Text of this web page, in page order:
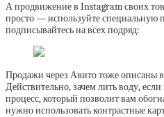
А продвижение в Instagram своих
просто — используйте специальную
подписывайтесь на всех подряд:
Продажи через Авито тоже описаны
Действительно, зачем лить воду,
процесс, который позволит вам
нужно использовать контрастные